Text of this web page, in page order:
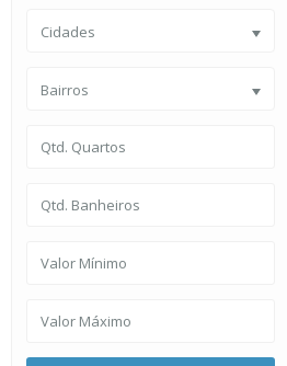
Cidades
Bairros